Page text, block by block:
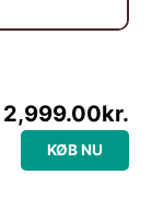
2,999.00kr.
KØB NU